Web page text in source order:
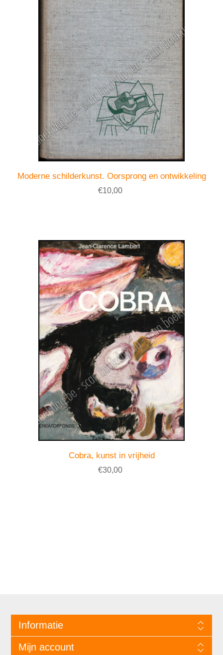
Moderne schilderkunst. Oorsprong en ontwikkeling
€10,00
Cobra, kunst in vrijheid
€30,00
Informatie
Mijn account